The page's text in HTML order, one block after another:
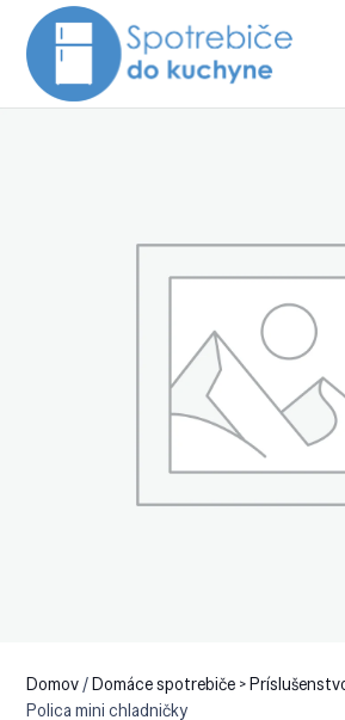
Domov/Domáce spotrebiče >
Polica mini chladničky